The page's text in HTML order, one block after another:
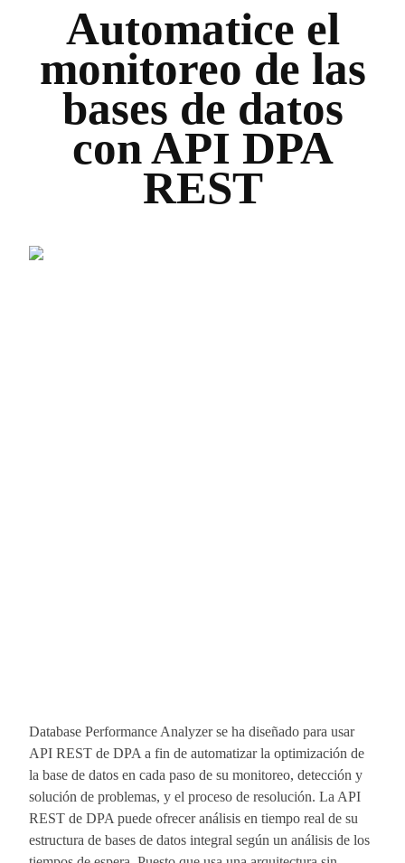
Automatice el
monitoreo de las
bases de datos
con API DPA
REST
Database Performance Analyzer se ha diseñado para usar
API REST de DPA a fin de automatizar la optimización de
la base de datos en cada paso de su monitoreo, detección y
solución de problemas, y el proceso de resolución. La API
REST de DPA puede ofrecer análisis en tiempo real de su
estructura de bases de datos integral según un análisis de los